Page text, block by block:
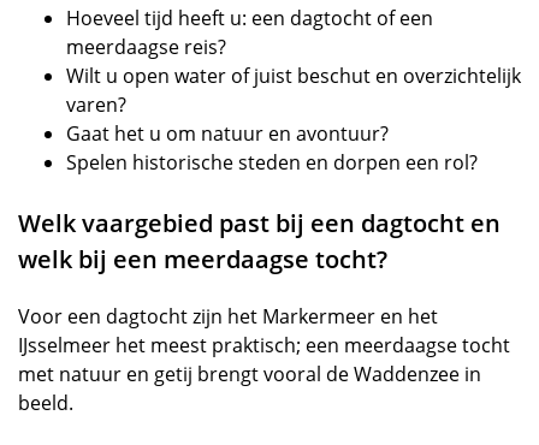
Hoeveel tijd heeft u: een dagtocht of een
meerdaagse reis?
Wilt u open water of juist beschut en overzichtelijk
varen?
Gaat het u om natuur en avontuur?
Spelen historische steden en dorpen een rol?
Welk vaargebied past bij een dagtocht en
welk bij een meerdaagse tocht?
Voor een dagtocht zijn het Markermeer en het
IJsselmeer het meest praktisch; een meerdaagse tocht
met natuur en getij brengt vooral de Waddenzee in
beeld.